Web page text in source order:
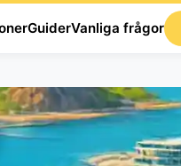
GuiderVanliga frågor